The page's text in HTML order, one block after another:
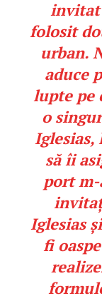
invitat
folosit
urban.
aduce
lupte pe
o
Iglesias,
să îi
port m-
Iglesias
fi